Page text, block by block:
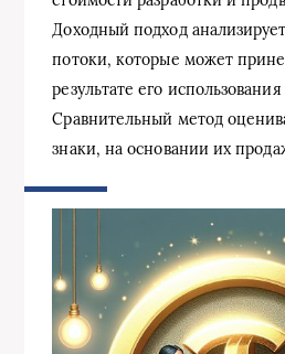
Доходный подход
потоки, которые может
результате его
Сравнительный метод
знаки, на основании их